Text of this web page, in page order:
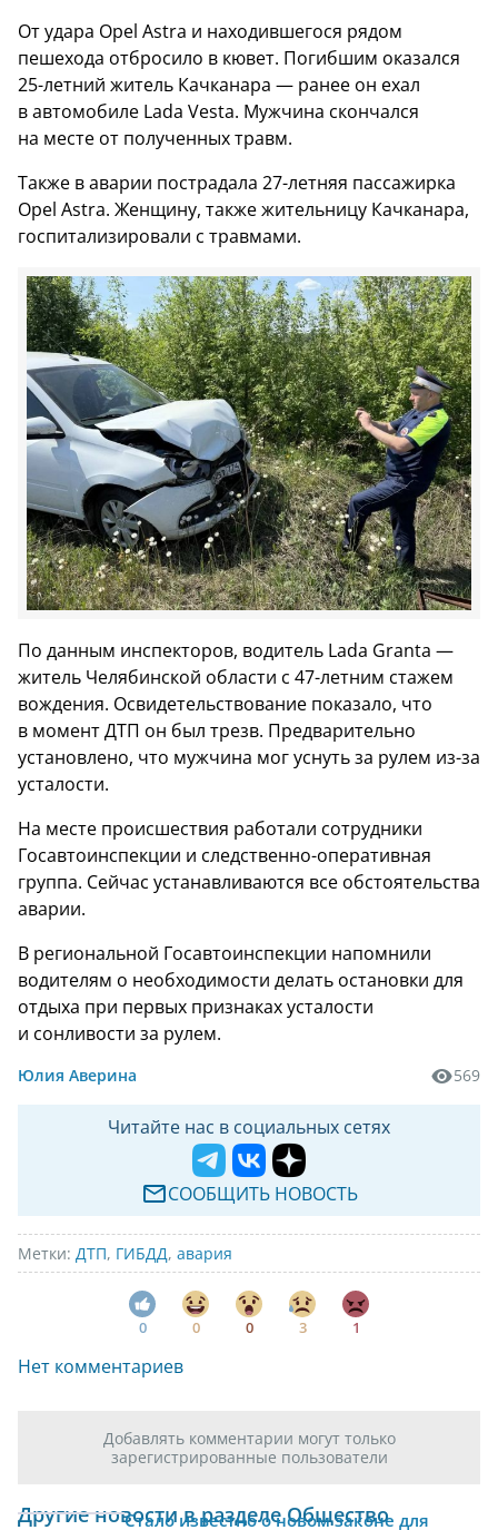
От удара Opel Astra и находившегося рядом
пешехода отбросило в кювет. Погибшим оказался
25-летний житель Качканара — ранее он ехал
в автомобиле Lada Vesta. Мужчина скончался
на месте от полученных травм.
Также в аварии пострадала 27-летняя пассажирка
Opel Astra. Женщину, также жительницу Качканара,
госпитализировали с травмами.
По данным инспекторов, водитель Lada Granta —
житель Челябинской области с 47-летним стажем
вождения. Освидетельствование показало, что
в момент ДТП он был трезв. Предварительно
установлено, что мужчина мог уснуть за рулем из-за
усталости.
На месте происшествия работали сотрудники
Госавтоинспекции и следственно-оперативная
группа. Сейчас устанавливаются все обстоятельства
аварии.
В региональной Госавтоинспекции напомнили
водителям о необходимости делать остановки для
отдыха при первых признаках усталости
и сонливости за рулем.
Юлия Аверина 569
Читайте нас в социальных сетях
СООБЩИТЬ НОВОСТЬ
Метки: ДТП, ГИБДД, авария
0 0 0 3 1
Нет комментариев
Добавлять комментарии могут только
зарегистрированные пользователи
Другие новости в разделе Общество
Стало известно о новом законе для